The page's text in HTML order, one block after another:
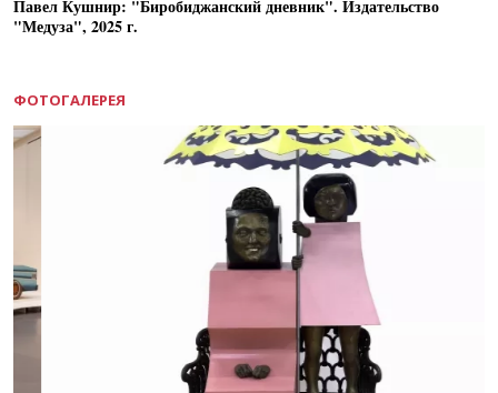
Павел Кушнир: "Биробиджанский дневник". Издательство
"Медуза", 2025 г.
ФОТОГАЛЕРЕЯ